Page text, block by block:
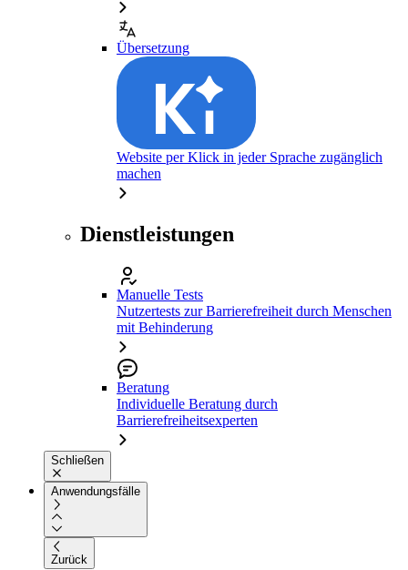
Übersetzung
Website per Klick in jeder Sprache zugänglich
machen
Dienstleistungen
Manuelle Tests
Nutzertests zur Barrierefreiheit durch Menschen
mit Behinderung
Beratung
Individuelle Beratung durch
Barrierefreiheitsexperten
Schließen
Anwendungsfälle
Zurück